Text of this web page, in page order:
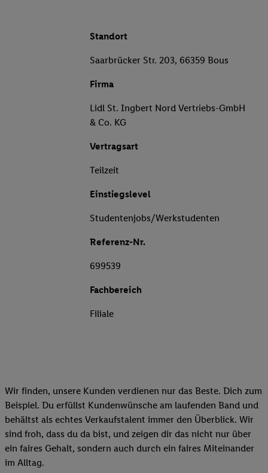
Standort
Saarbrücker Str. 203, 66359 Bous
Firma
Lidl St. Ingbert Nord Vertriebs-GmbH
& Co. KG
Vertragsart
Teilzeit
Einstiegslevel
Studentenjobs/Werkstudenten
Referenz-Nr.
699539
Fachbereich
Filiale
Wir finden, unsere Kunden verdienen nur das Beste. Dich zum
Beispiel. Du erfüllst Kundenwünsche am laufenden Band und
behältst als echtes Verkaufstalent immer den Überblick. Wir
sind froh, dass du da bist, und zeigen dir das nicht nur über
ein faires Gehalt, sondern auch durch ein faires Miteinander
im Alltag.